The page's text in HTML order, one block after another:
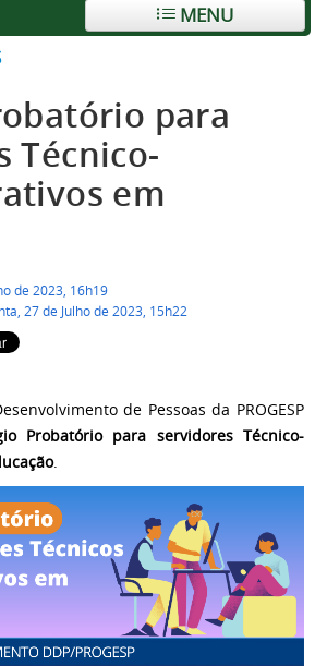
MENU
para
Técnico-
em
de 2023, 16h19
27 de Julho de 2023, 15h22
de Pessoas da PROGESP
Probatório para servidores Técnico-
.